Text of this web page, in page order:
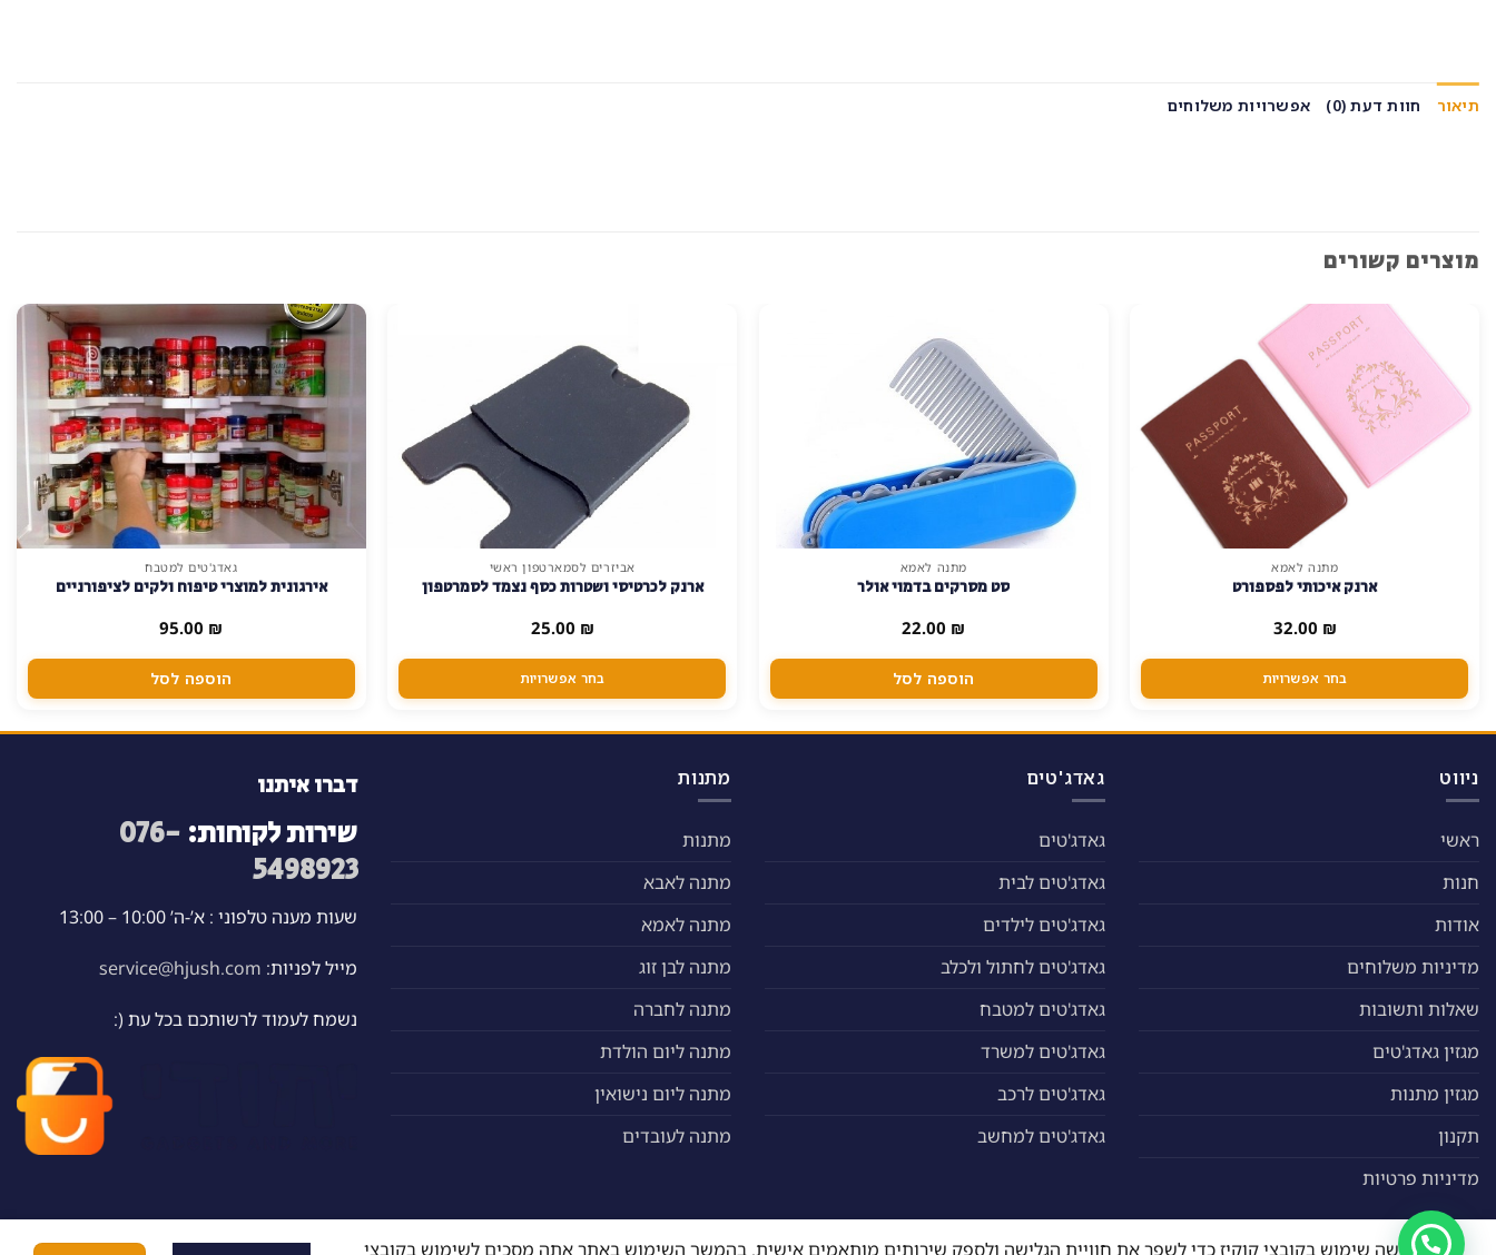
תיאור חוות דעת (0) אפשרויות משלוחים
מוצרים קשורים
מתנה לאמא
ארנק איכותי לפספורט
32.00 ₪
בחר אפשרויות
סוגים.
ניתן
האפשרויות
בעמוד
מתנה לאמא
סט מסרקים בדמוי אולר
22.00 ₪
הוספה לסל
אביזרים לסמארטפון ראשי
ארנק לכרטיסי ושטרות כסף נצמד לסמרטפון
25.00 ₪
בחר אפשרויות
סוגים.
ניתן
האפשרויות
בעמוד
גאדג'טים למטבח
אירגונית למוצרי טיפוח ולקים לציפורניים
95.00 ₪
הוספה לסל
ניווט
ראשי
חנות
אודות
מדיניות משלוחים
שאלות ותשובות
מגזין גאדג'טים
מגזין מתנות
תקנון
מדיניות פרטיות
גאדג'טים
גאדג'טים
גאדג'טים לבית
גאדג'טים לילדים
גאדג'טים לחתול ולכלב
גאדג'טים למטבח
גאדג'טים למשרד
גאדג'טים לרכב
גאדג'טים למחשב
מתנות
מתנות
מתנה לאבא
מתנה לאמא
מתנה לבן זוג
מתנה לחברה
מתנה ליום הולדת
מתנה ליום נישואין
מתנה לעובדים
דברו איתנו
שירות לקוחות: 076-
5498923
שעות מענה טלפוני : א’-ה’ 10:00 – 13:00
מייל לפניות: service@hjush.com
נשמח לעמוד לרשותכם בכל עת (:
כל הזכויות שמורות 2026 © ייחודי גאדג'טים| מנוהל על ידיWEmanage - ניהול אתרים
האתר עושה שימוש בקובצי קוקיז כדי לשפר את חוויית הגלישה ולספק שירותים מותאמים אישית. בהמשך השימוש באתר אתה מסכים לשימוש בקובצי